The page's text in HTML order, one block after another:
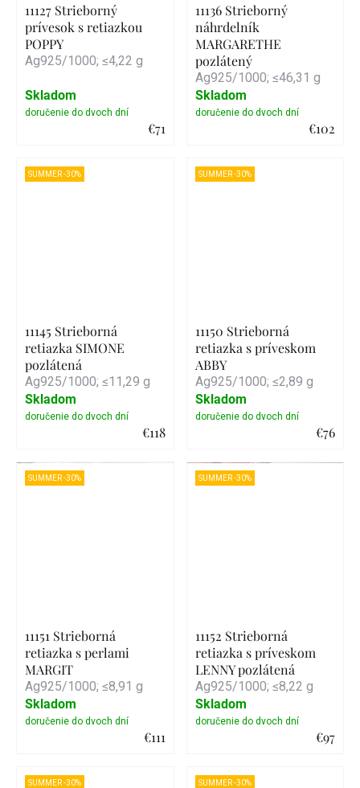
11127 Strieborný
prívesok s retiazkou
POPPY
Ag925/1000; ≤4,22 g
€71
Skladom
11136 Strieborný
náhrdelník
MARGARETHE
pozlátený
Ag925/1000; ≤46,31 g
€102
Skladom
SUMMER -30%
11145 Strieborná
retiazka SIMONE
pozlátená
Ag925/1000; ≤11,29 g
€118
Detail
Skladom
SUMMER -30%
11150 Strieborná
retiazka s príveskom
ABBY
Ag925/1000; ≤2,89 g
€76
Detail
Skladom
SUMMER -30%
11151 Strieborná
retiazka s perlami
MARGIT
Ag925/1000; ≤8,91 g
€111
Skladom
SUMMER -30%
11152 Strieborná
retiazka s príveskom
LENNY pozlátená
Ag925/1000; ≤8,22 g
€97
Skladom
SUMMER -30% SUMMER -30%